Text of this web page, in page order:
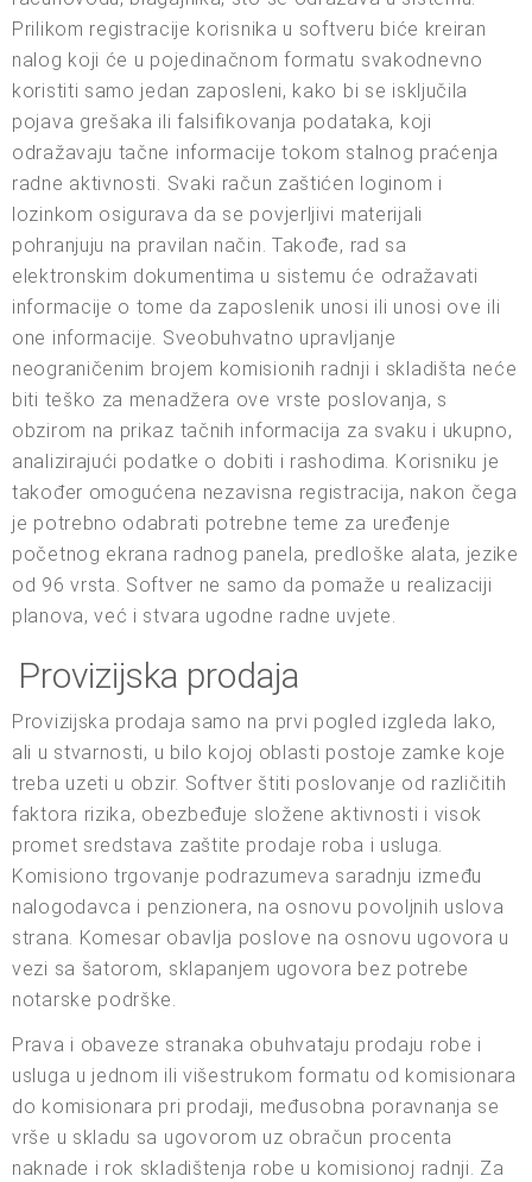
Prilikom registracije korisnika u softveru biće kreiran
nalog koji će u pojedinačnom formatu svakodnevno
koristiti samo jedan zaposleni, kako bi se isključila
pojava grešaka ili falsifikovanja podataka, koji
odražavaju tačne informacije tokom stalnog praćenja
radne aktivnosti. Svaki račun zaštićen loginom i
lozinkom osigurava da se povjerljivi materijali
pohranjuju na pravilan način. Takođe, rad sa
elektronskim dokumentima u sistemu će odražavati
informacije o tome da zaposlenik unosi ili unosi ove ili
one informacije. Sveobuhvatno upravljanje
neograničenim brojem komisionih radnji i skladišta neće
biti teško za menadžera ove vrste poslovanja, s
obzirom na prikaz tačnih informacija za svaku i ukupno,
analizirajući podatke o dobiti i rashodima. Korisniku je
također omogućena nezavisna registracija, nakon čega
je potrebno odabrati potrebne teme za uređenje
početnog ekrana radnog panela, predloške alata, jezike
od 96 vrsta. Softver ne samo da pomaže u realizaciji
planova, već i stvara ugodne radne uvjete.
Provizijska prodaja
Provizijska prodaja samo na prvi pogled izgleda lako,
ali u stvarnosti, u bilo kojoj oblasti postoje zamke koje
treba uzeti u obzir. Softver štiti poslovanje od različitih
faktora rizika, obezbeđuje složene aktivnosti i visok
promet sredstava zaštite prodaje roba i usluga.
Komisiono trgovanje podrazumeva saradnju između
nalogodavca i penzionera, na osnovu povoljnih uslova
strana. Komesar obavlja poslove na osnovu ugovora u
vezi sa šatorom, sklapanjem ugovora bez potrebe
notarske podrške.
Prava i obaveze stranaka obuhvataju prodaju robe i
usluga u jednom ili višestrukom formatu od komisionara
do komisionara pri prodaji, međusobna poravnanja se
vrše u skladu sa ugovorom uz obračun procenta
naknade i rok skladištenja robe u komisionoj radnji. Za